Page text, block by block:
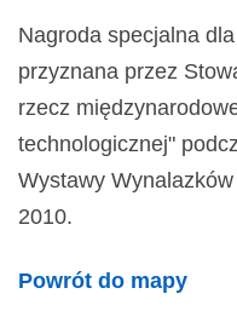
Nagroda specjalna
przyznana przez
rzecz
technologicznej"
Wystawy
2010.
Powrót do mapy